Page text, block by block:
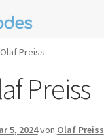
Preiss
Preiss
5, 2024von Olaf Preiss